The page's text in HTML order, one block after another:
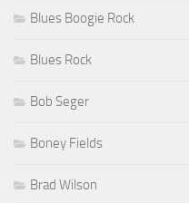
Blues Boogie Rock
Blues Rock
Bob Seger
Boney Fields
Brad Wilson